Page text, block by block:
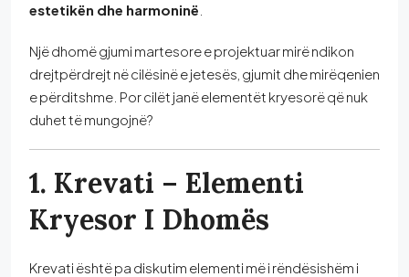
estetikën dhe harmoninë
Një dhomë gjumi martesore e projektuar mirë ndikon
drejtpërdrejt në cilësinë e jetesës, gjumit dhe mirëqenien
e përditshme. Por cilët janë elementët kryesorë që nuk
duhet të mungojnë?
1. Krevati – Elementi
Kryesor I Dhomës
Krevati është pa diskutim elementi më i rëndësishëm i